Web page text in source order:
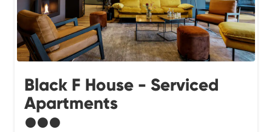
Black F House - Serviced
Apartments
●●●